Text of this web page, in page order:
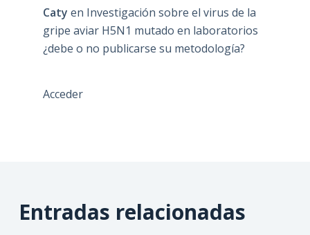
Caty en Investigación sobre el virus de la
gripe aviar H5N1 mutado en laboratorios
¿debe o no publicarse su metodología?
Acceder
Entradas relacionadas